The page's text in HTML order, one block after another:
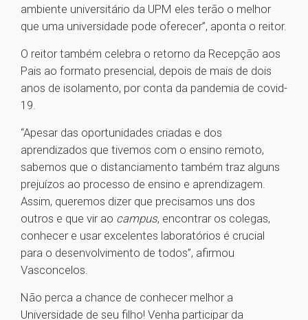
ambiente universitário da UPM eles terão o melhor
que uma universidade pode oferecer”, aponta o reitor.
O reitor também celebra o retorno da Recepção aos
Pais ao formato presencial, depois de mais de dois
anos de isolamento, por conta da pandemia de covid-
19.
“Apesar das oportunidades criadas e dos
aprendizados que tivemos com o ensino remoto,
sabemos que o distanciamento também traz alguns
prejuízos ao processo de ensino e aprendizagem.
Assim, queremos dizer que precisamos uns dos
outros e que vir ao campus, encontrar os colegas,
conhecer e usar excelentes laboratórios é crucial
para o desenvolvimento de todos”, afirmou
Vasconcelos.
Não perca a chance de conhecer melhor a
Universidade de seu filho! Venha participar da